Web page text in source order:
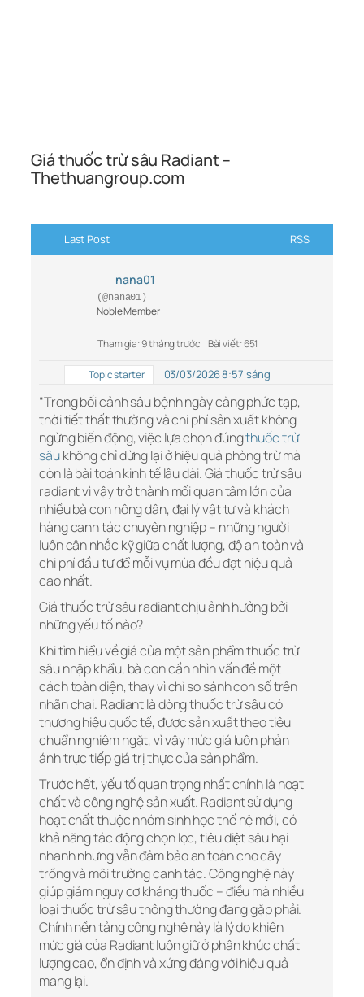
Giá thuốc trừ sâu Radiant –
Thethuangroup.com
Last Post RSS
nana01
(@nana01)
Noble Member
Tham gia: 9 tháng trước Bài viết: 651
Topic starter 03/03/2026 8:57 sáng
“Trong bối cảnh sâu bệnh ngày càng phức tạp,
thời tiết thất thường và chi phí sản xuất không
ngừng biến động, việc lựa chọn đúngthuốc trừ
sâukhông chỉ dừng lại ở hiệu quả phòng trừ mà
còn là bài toán kinh tế lâu dài. Giá thuốc trừ sâu
radiant vì vậy trở thành mối quan tâm lớn của
nhiều bà con nông dân, đại lý vật tư và khách
hàng canh tác chuyên nghiệp – những người
luôn cân nhắc kỹ giữa chất lượng, độ an toàn và
chi phí đầu tư để mỗi vụ mùa đều đạt hiệu quả
cao nhất.
Giá thuốc trừ sâu radiant chịu ảnh hưởng bởi
những yếu tố nào?
Khi tìm hiểu về giá của một sản phẩm thuốc trừ
sâu nhập khẩu, bà con cần nhìn vấn đề một
cách toàn diện, thay vì chỉ so sánh con số trên
nhãn chai. Radiant là dòng thuốc trừ sâu có
thương hiệu quốc tế, được sản xuất theo tiêu
chuẩn nghiêm ngặt, vì vậy mức giá luôn phản
ánh trực tiếp giá trị thực của sản phẩm.
Trước hết, yếu tố quan trọng nhất chính là hoạt
chất và công nghệ sản xuất. Radiant sử dụng
hoạt chất thuộc nhóm sinh học thế hệ mới, có
khả năng tác động chọn lọc, tiêu diệt sâu hại
nhanh nhưng vẫn đảm bảo an toàn cho cây
trồng và môi trường canh tác. Công nghệ này
giúp giảm nguy cơ kháng thuốc – điều mà nhiều
loại thuốc trừ sâu thông thường đang gặp phải.
Chính nền tảng công nghệ này là lý do khiến
mức giá của Radiant luôn giữ ở phân khúc chất
lượng cao, ổn định và xứng đáng với hiệu quả
mang lại.